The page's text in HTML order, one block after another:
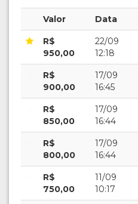
Valor Data
R$
950,00
22/09
12:18
R$
900,00
17/09
16:45
R$
850,00
17/09
16:44
R$
800,00
17/09
16:44
R$
750,00
11/09
10:17